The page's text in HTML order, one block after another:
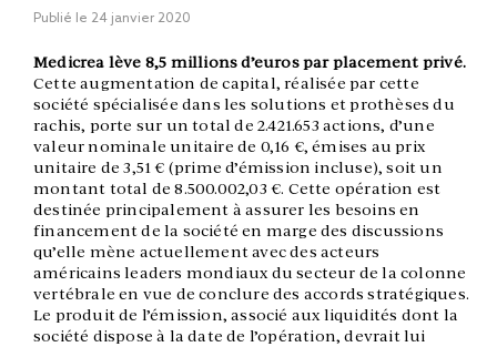
Publié le 24 janvier 2020
Medicrea lève 8,5 millions d’euros par placement privé.
Cette augmentation de capital, réalisée par cette
société spécialisée dans les solutions et prothèses du
rachis, porte sur un total de 2.421.653 actions, d’une
valeur nominale unitaire de 0,16 €, émises au prix
unitaire de 3,51 € (prime d’émission incluse), soit un
montant total de 8.500.002,03 €. Cette opération est
destinée principalement à assurer les besoins en
financement de la société en marge des discussions
qu’elle mène actuellement avec des acteurs
américains leaders mondiaux du secteur de la colonne
vertébrale en vue de conclure des accords stratégiques.
Le produit de l’émission, associé aux liquidités dont la
société dispose à la date de l’opération, devrait lui